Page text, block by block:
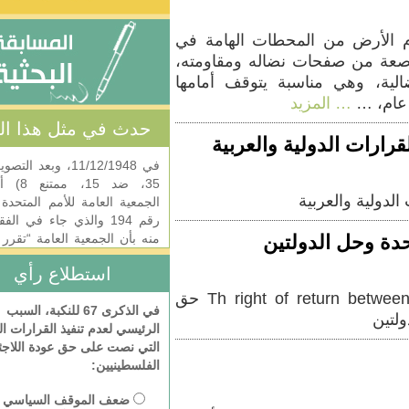
المحطات الهامة في
نضاله ومقاومته،
مناسبة يتوقف أمامها
المزيد
والعربية
Th right of return between on stat and two states solution حق
حدث في مثل هذا اليوم
في 11/12/1948، وبعد التصويت (مع
35، ضد 15، ممتنع 8) أصدرت
الجمعية العامة للأمم المتحدة القرار
رقم 194 والذي جاء في الفقرة 11
منه بأن الجمعية العامة “تقرر وجوب
السماح بالعودة، في أقرب وقت
تبنت الأمم المتحدة في العاشر من
ديسمبر 1948 في قصر شايو في
باريس الإعلان العالمي لحقوق الإنسان
الذي يتألف من 30 مادة ويخطط رأي
المكفولة لجميع الناس. يعتبر الإعلان
استطلاع رأي
في الذكرى 67 للنكبة، السبب
الرئيسي لعدم تنفيذ القرارات الدولية
التي نصت على حق عودة اللاجئين
الفلسطينيين:
ضعف الموقف السياسي